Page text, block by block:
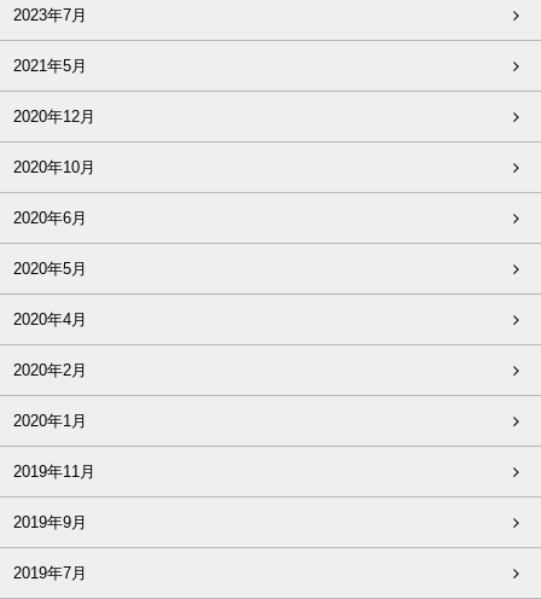
2023年7月
2021年5月
2020年12月
2020年10月
2020年6月
2020年5月
2020年4月
2020年2月
2020年1月
2019年11月
2019年9月
2019年7月